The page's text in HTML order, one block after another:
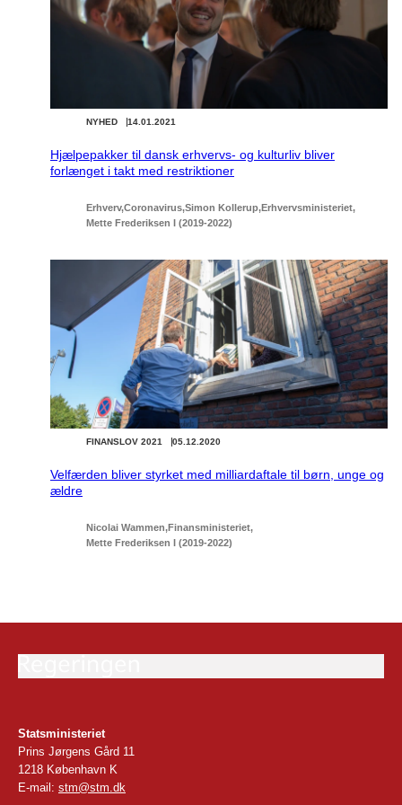
14.01.2021
NYHED
Hjælpepakker til dansk erhvervs- og kulturliv bliver
forlænget i takt med restriktioner
Erhverv Coronavirus Simon Kollerup Erhvervsministeriet
Mette Frederiksen I (2019-2022)
05.12.2020
FINANSLOV 2021
Velfærden bliver styrket med milliardaftale til børn, unge og
ældre
Nicolai Wammen Finansministeriet
Mette Frederiksen I (2019-2022)
Statsministeriet
Prins Jørgens Gård 11
1218 København K
E-mail: stm@stm.dk